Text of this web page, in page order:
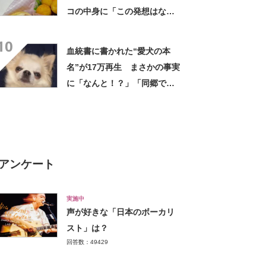
コの中身に「この発想はなか
血統書に書かれた“愛犬の本
名”が17万再生 まさかの事実
に「なんと！？」「同郷で
ンケート
実施中
声が好きな「日本のボーカリ
スト」は？
回答数：49429